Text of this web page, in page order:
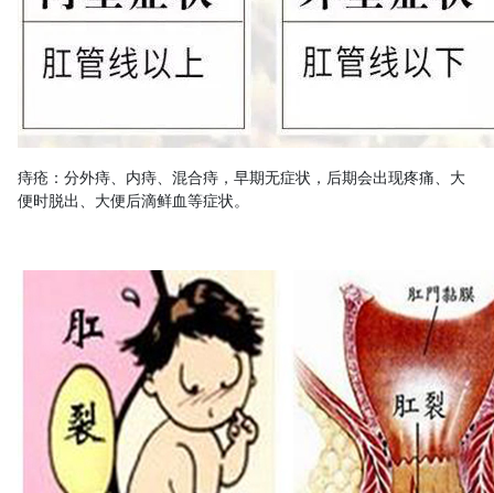
痔疮：分外痔、内痔、混合痔，早期无症状，后期会出现疼痛、大
便时脱出、大便后滴鲜血等症状。